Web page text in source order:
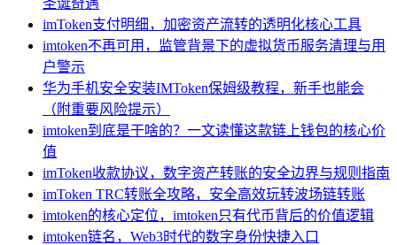
imToken支付明细，加密资产流转的透明化核心工具
imtoken不再可用，监管背景下的虚拟货币服务清理与用
户警示
华为手机安全安装IMToken保姆级教程，新手也能会
（附重要风险提示）
imtoken到底是干啥的？一文读懂这款链上钱包的核心价
值
imToken收款协议，数字资产转账的安全边界与规则指南
imToken TRC转账全攻略，安全高效玩转波场链转账
imtoken的核心定位，imtoken只有代币背后的价值逻辑
imtoken链名，Web3时代的数字身份快捷入口